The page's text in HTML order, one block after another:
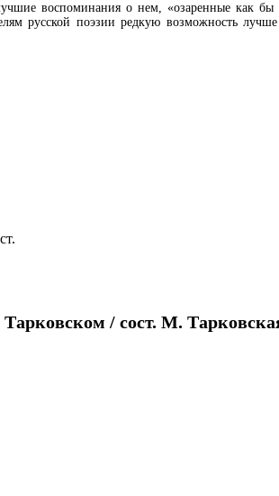
воспоминания о нем, «озаренные как
русской поэзии редкую возможность
/ сост. М.